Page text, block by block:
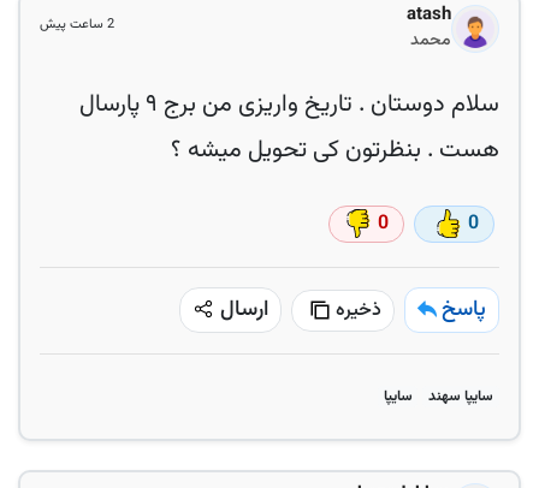
atash
محمد
2 ساعت پیش
سلام دوستان . تاریخ واریزی من برج ۹ پارسال
هست . بنظرتون کی تحویل میشه ؟
0
0
پاسخ ذخیره ارسال
سایپا سهند سایپا